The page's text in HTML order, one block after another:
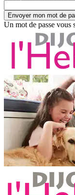
Un mot de passe vous